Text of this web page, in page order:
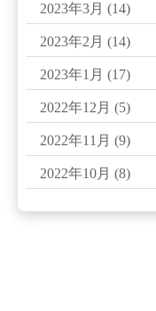
2023年3月 (14)
2023年2月 (14)
2023年1月 (17)
2022年12月 (5)
2022年11月 (9)
2022年10月 (8)